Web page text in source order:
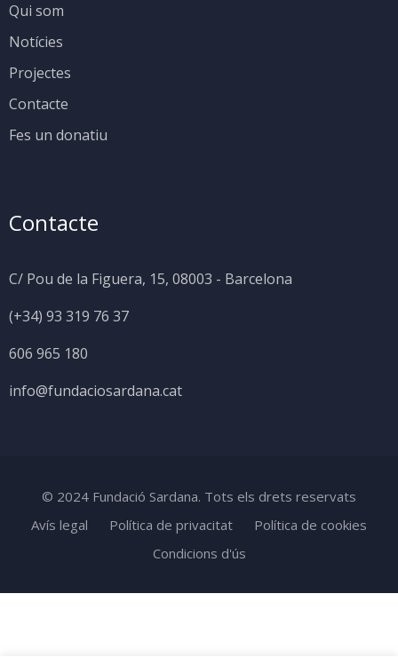
Qui som
Notícies
Projectes
Contacte
Fes un donatiu
Contacte
C/ Pou de la Figuera, 15, 08003 - Barcelona
(+34) 93 319 76 37
606 965 180
info@fundaciosardana.cat
© 2024 Fundació Sardana. Tots els drets reservats
Avís legal
Política de privacitat
Política de cookies
Condicions d'ús